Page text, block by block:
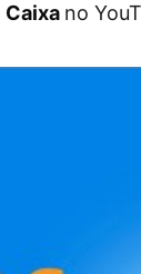
Caixa no